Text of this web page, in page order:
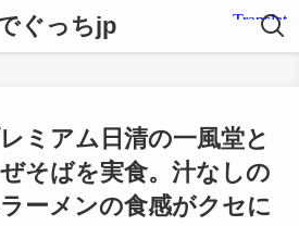
ぐっちjp
ミアム日清の一風堂と
そばを実食。汁なしの
ーメンの食感がクセに